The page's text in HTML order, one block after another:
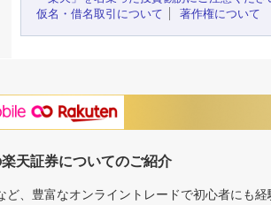
仮名・借名取引について
著作権について
天証券についてのご紹介
ど、豊富なオンライントレードで初心者にも